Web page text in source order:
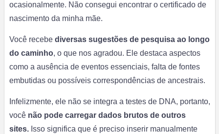
ocasionalmente. Não consegui encontrar o certificado de
nascimento da minha mãe.
Você recebe diversas sugestões de pesquisa ao longo
do caminho, o que nos agradou. Ele destaca aspectos
como a ausência de eventos essenciais, falta de fontes
embutidas ou possíveis correspondências de ancestrais.
Infelizmente, ele não se integra a testes de DNA, portanto,
você não pode carregar dados brutos de outros
sites.Isso significa que é preciso inserir manualmente